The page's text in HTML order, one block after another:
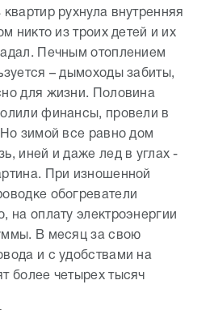
рухнула внутренняя
никто из троих детей и их
Печным отоплением
– дымоходы забиты,
для жизни. Половина
финансы, провели в
зимой все равно дом
иней и даже лед в углах -
При изношенной
обогреватели
на оплату электроэнергии
В месяц за свою
и с удобствами на
более четырех тысяч